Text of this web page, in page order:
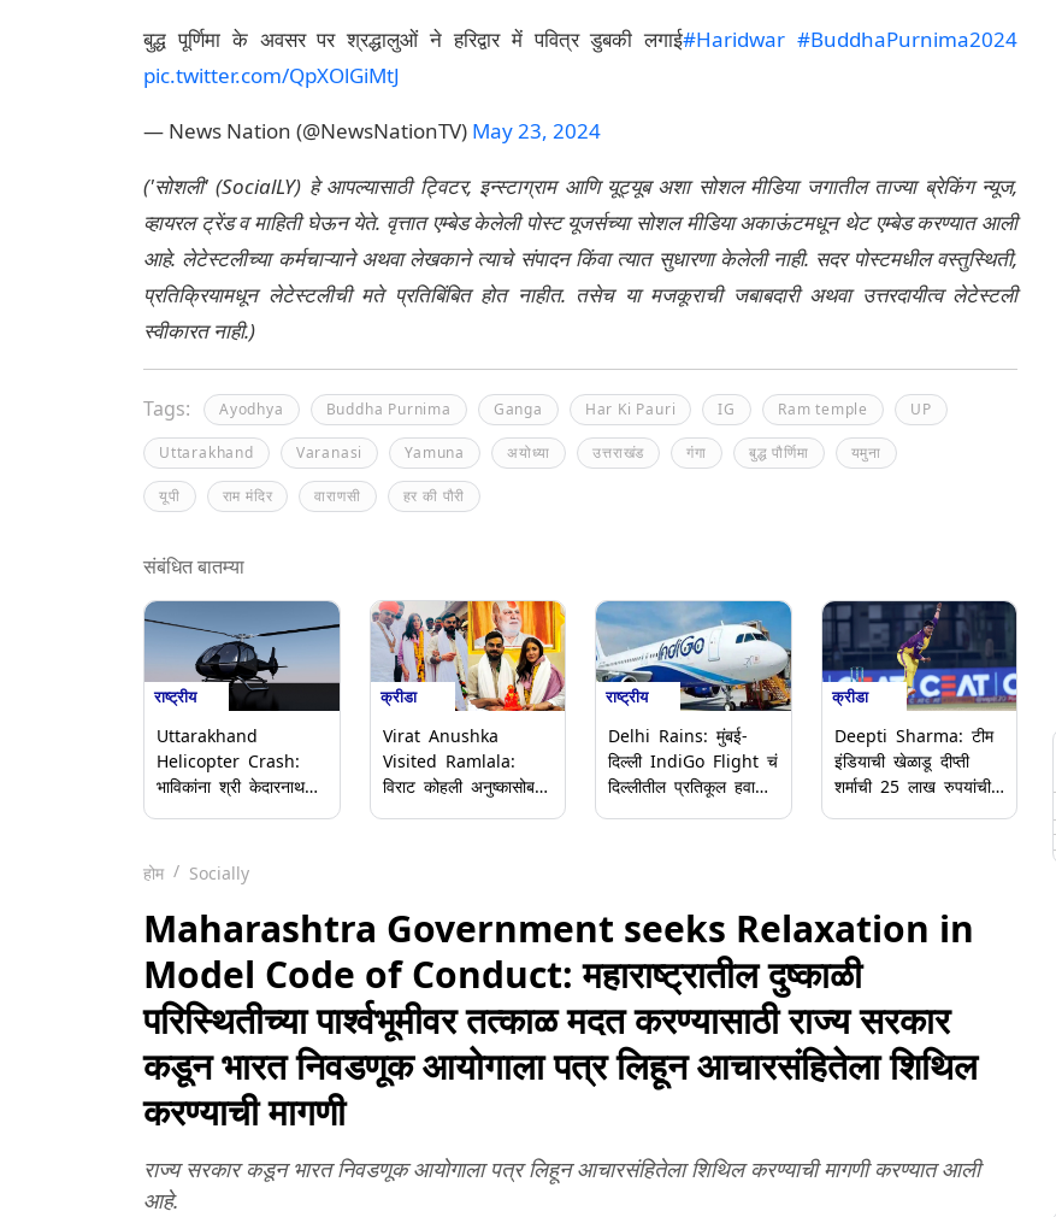
बुद्ध पूर्णिमा के अवसर पर श्रद्धालुओं ने हरिद्वार में पवित्र डुबकी लगाई#Haridwar #BuddhaPurnima2024
pic.twitter.com/QpXOlGiMtJ
— News Nation (@NewsNationTV) May 23, 2024
('सोशली' (SocialLY) हे आपल्यासाठी ट्विटर, इन्स्टाग्राम आणि यूट्यूब अशा सोशल मीडिया जगातील ताज्या ब्रेकिंग न्यूज,
व्हायरल ट्रेंड व माहिती घेऊन येते. वृत्तात एम्बेड केलेली पोस्ट यूजर्सच्या सोशल मीडिया अकाऊंटमधून थेट एम्बेड करण्यात आली
आहे. लेटेस्टलीच्या कर्मचाऱ्याने अथवा लेखकाने त्याचे संपादन किंवा त्यात सुधारणा केलेली नाही. सदर पोस्टमधील वस्तुस्थिती,
प्रतिक्रियामधून लेटेस्टलीची मते प्रतिबिंबित होत नाहीत. तसेच या मजकूराची जबाबदारी अथवा उत्तरदायीत्व लेटेस्टली
स्वीकारत नाही.)
Tags: Ayodhya Buddha Purnima Ganga Har Ki Pauri IG Ram temple UP
Uttarakhand Varanasi Yamuna अयोध्या उत्तराखंड गंगा बुद्ध पौर्णिमा यमुना
यूपी राम मंदिर वाराणसी हर की पौरी
संबंधित बातम्या
राष्ट्रीय
Uttarakhand
Helicopter Crash:
भाविकांना श्री केदारनाथ
क्रॅश; 6 जणांच्या मृत्यूची
क्रीडा
Virat Anushka
Visited Ramlala:
विराट कोहली अनुष्कासोबत
राष्ट्रीय
Delhi Rains: मुंबई-
दिल्ली IndiGo Flight चं
दिल्लीतील प्रतिकूल हवामान
क्रीडा
Deepti Sharma: टीम
इंडियाची खेळाडू दीप्ती
शर्माची 25 लाख रुपयांची
होम Socially
Maharashtra Government seeks Relaxation in
Model Code of Conduct: महाराष्ट्रातील दुष्काळी
परिस्थितीच्या पार्श्वभूमीवर तत्काळ मदत करण्यासाठी राज्य सरकार
कडून भारत निवडणूक आयोगाला पत्र लिहून आचारसंहितेला शिथिल
करण्याची मागणी
राज्य सरकार कडून भारत निवडणूक आयोगाला पत्र लिहून आचारसंहितेला शिथिल करण्याची मागणी करण्यात आली
आहे.